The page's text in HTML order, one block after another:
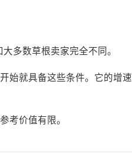
多数草根卖家完全不同。
始就具备这些条件。它的增速
考价值有限。